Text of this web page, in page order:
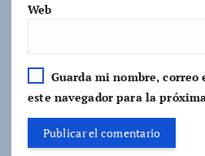
Web
Guarda mi nombre, correo
este navegador para la